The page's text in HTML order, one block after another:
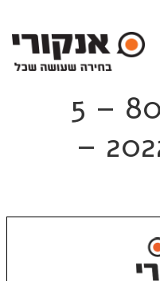
מתמטיקה – 807 – 5
יח"ל – חורף 2022 –